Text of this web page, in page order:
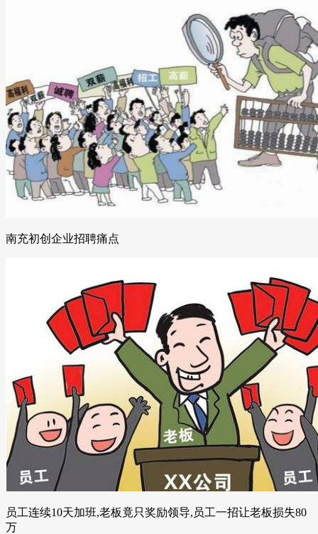
南充初创企业招聘痛点
员工连续10天加班,老板竟只奖励领导,员工一招让老板损失80
万